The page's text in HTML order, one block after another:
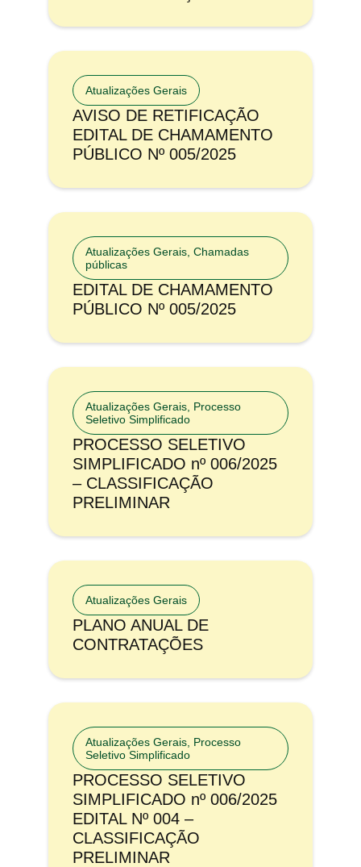
Atualizações Gerais
AVISO DE RETIFICAÇÃO
EDITAL DE CHAMAMENTO
PÚBLICO Nº 005/2025
Atualizações Gerais Chamadas
públicas
EDITAL DE CHAMAMENTO
PÚBLICO Nº 005/2025
Atualizações Gerais Processo
Seletivo Simplificado
PROCESSO SELETIVO
SIMPLIFICADO nº 006/2025
– CLASSIFICAÇÃO
PRELIMINAR
Atualizações Gerais
PLANO ANUAL DE
CONTRATAÇÕES
Atualizações Gerais Processo
Seletivo Simplificado
PROCESSO SELETIVO
SIMPLIFICADO nº 006/2025
EDITAL Nº 004 –
CLASSIFICAÇÃO
PRELIMINAR